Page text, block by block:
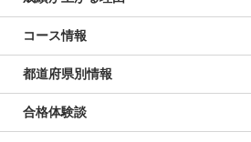
コース情報
都道府県別情報
合格体験談